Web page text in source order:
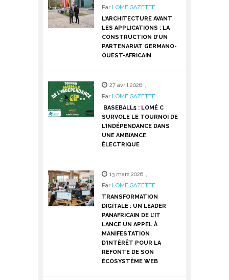
Par LOME GAZETTE
L’ARCHITECTURE AVANT
LES APPLICATIONS : LA
CONSTRUCTION D’UN
PARTENARIAT GERMANO-
OUEST-AFRICAIN
27 avril 2026 ,
Par LOME GAZETTE
BASEBALL5 : LOMÉ C
SURVOLE LE TOURNOI DE
L’INDÉPENDANCE DANS
UNE AMBIANCE
ÉLECTRIQUE
13 mars 2026 ,
Par LOME GAZETTE
TRANSFORMATION
DIGITALE : UN LEADER
PANAFRICAIN DE L’IT
LANCE UN APPEL À
MANIFESTATION
D’INTÉRÊT POUR LA
REFONTE DE SON
ÉCOSYSTÈME WEB